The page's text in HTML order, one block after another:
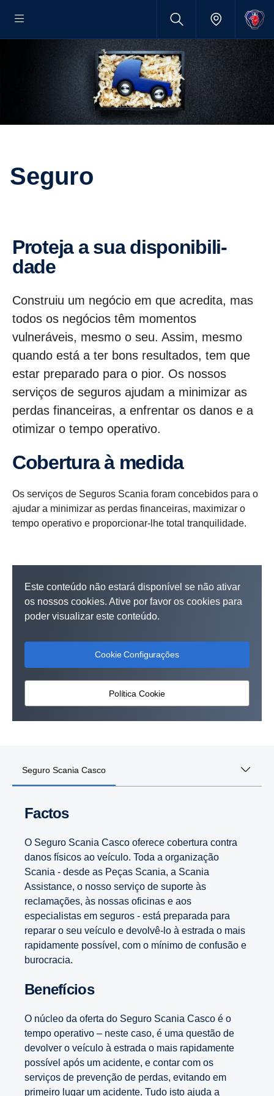
Seguro
Proteja a sua dispo­ni­bi­li­
dade
Construiu um negócio em que acredita, mas
todos os negócios têm momentos
vulneráveis, mesmo o seu. Assim, mesmo
quando está a ter bons resultados, tem que
estar preparado para o pior. Os nossos
serviços de seguros ajudam a minimizar as
perdas financeiras, a enfrentar os danos e a
otimizar o tempo operativo.
Cober­tura à medida
Os serviços de Seguros Scania foram concebidos para o
ajudar a minimizar as perdas financeiras, maximizar o
tempo operativo e proporcionar-lhe total tranquilidade.
Este conteúdo não estará disponível se não ativar
os nossos cookies. Ative por favor os cookies para
poder visualizar este conteúdo.
Cookie Configurações
Política Cookie
Seguro Scania Casco
Factos
O Seguro Scania Casco oferece cobertura contra
danos físicos ao veículo. Toda a organização
Scania - desde as Peças Scania, a Scania
Assistance, o nosso serviço de suporte às
reclamações, às nossas oficinas e aos
especialistas em seguros - está preparada para
reparar o seu veículo e devolvê-lo à estrada o mais
rapidamente possível, com o mínimo de confusão e
burocracia.
Benefí­cios
O núcleo da oferta do Seguro Scania Casco é o
tempo operativo – neste caso, é uma questão de
devolver o veículo à estrada o mais rapidamente
possível após um acidente, e contar com os
serviços de prevenção de perdas, evitando em
primeiro lugar um acidente. Tudo isto ajuda a